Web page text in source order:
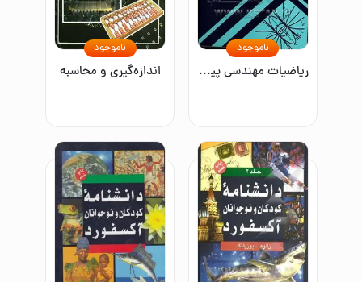
ریاضیات مهندسی پیشرفته جلد دوم
ناموجود
اندازه‌گیری و محاسبه
ناموجود